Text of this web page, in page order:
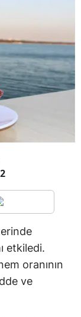
etkiledi.
oranının
ve